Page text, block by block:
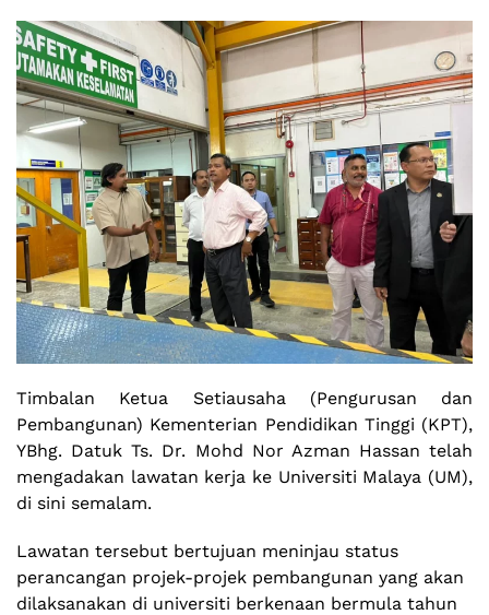
Timbalan Ketua Setiausaha (Pengurusan dan
Pembangunan) Kementerian Pendidikan Tinggi (KPT),
YBhg. Datuk Ts. Dr. Mohd Nor Azman Hassan telah
mengadakan lawatan kerja ke Universiti Malaya (UM),
di sini semalam.
Lawatan tersebut bertujuan meninjau status
perancangan projek-projek pembangunan yang akan
dilaksanakan di universiti berkenaan bermula tahun